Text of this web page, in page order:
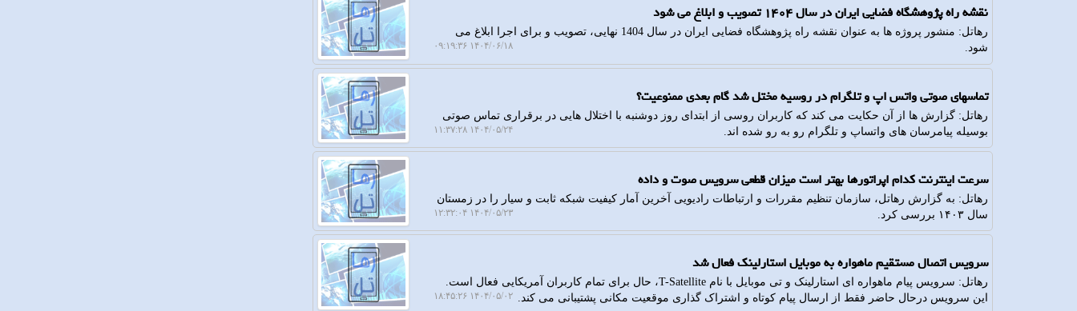
نقشه راه پژوهشگاه فضایی ایران در سال ۱۴۰۴ تصویب و ابلاغ می شود
رهاتل: منشور پروژه ها به عنوان نقشه راه پژوهشگاه فضایی ایران در سال 1404 نهایی، تصویب و برای اجرا ابلاغ می
شود.
۱۴۰۴/۰۶/۱۸ ۰۹:۱۹:۳۶
تماسهای صوتی واتس اپ و تلگرام در روسیه مختل شد گام بعدی ممنوعیت؟
رهاتل: گزارش ها از آن حکایت می کند که کاربران روسی از ابتدای روز دوشنبه با اختلال هایی در برقراری تماس صوتی
بوسیله پیامرسان های واتساپ و تلگرام رو به رو شده اند.
۱۴۰۴/۰۵/۲۴ ۱۱:۳۷:۲۸
سرعت اینترنت کدام اپراتورها بهتر است میزان قطعی سرویس صوت و داده
رهاتل: به گزارش رهاتل، سازمان تنظیم مقررات و ارتباطات رادیویی آخرین آمار کیفیت شبکه ثابت و سیار را در زمستان
سال ۱۴۰۳ بررسی کرد.
۱۴۰۴/۰۵/۲۳ ۱۲:۳۲:۰۴
سرویس اتصال مستقیم ماهواره به موبایل استارلینک فعال شد
رهاتل: سرویس پیام ماهواره ای استارلینک و تی موبایل با نام T-Satellite، حال برای تمام کاربران آمریکایی فعال است.
این سرویس درحال حاضر فقط از ارسال پیام کوتاه و اشتراک گذاری موقعیت مکانی پشتیبانی می کند. ۱۴۰۴/۰۵/۰۲ ۱۸:۴۵:۲۶